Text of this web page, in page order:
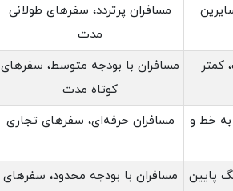
مسافران پرتردد، سفرهای طولانی
مدت
کمتر
مسافران با بودجه متوسط، سفرهای
کوتاه مدت
به خط و
مسافران حرفه‌ای، سفرهای تجاری
پایین
مسافران با بودجه محدود، سفرهای